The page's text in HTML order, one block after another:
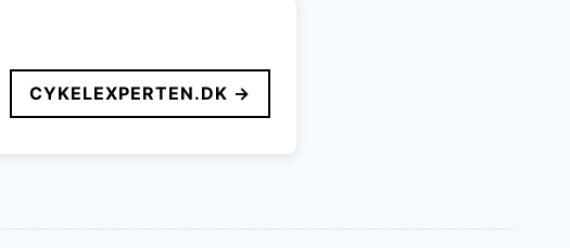
CYKELEXPERTEN.DK →